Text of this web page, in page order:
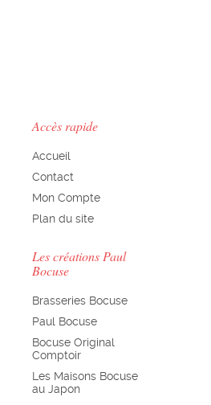
Accès rapide
Accueil
Contact
Mon Compte
Plan du site
Les créations Paul
Bocuse
Brasseries Bocuse
Paul Bocuse
Bocuse Original
Comptoir
Les Maisons Bocuse
au Japon